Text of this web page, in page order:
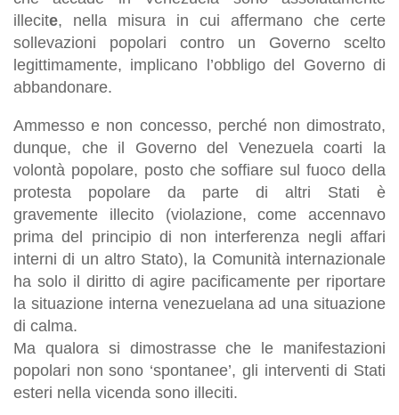
illecite, nella misura in cui affermano che certe
sollevazioni popolari contro un Governo scelto
legittimamente, implicano l’obbligo del Governo di
abbandonare.
Ammesso e non concesso, perché non dimostrato,
dunque, che il Governo del Venezuela coarti la
volontà popolare, posto chesoffiare sul fuoco della
protesta popolare da parte di altri Stati è
gravemente illecito(violazione, come accennavo
prima del principio di non interferenza negli affari
interni di un altro Stato), la Comunità internazionale
ha solo il diritto di agire pacificamente per riportare
la situazione interna venezuelana ad una situazione
di calma.
Ma qualora si dimostrasse che le manifestazioni
popolari non sono ‘spontanee’, gli interventi di Stati
esteri nella vicenda sono illeciti.